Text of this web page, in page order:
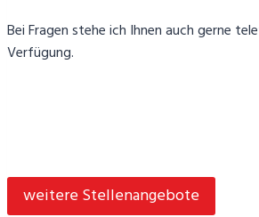
Bei Fragen stehe ich Ihnen auch gerne
Verfügung.
weitere Stellenangebote